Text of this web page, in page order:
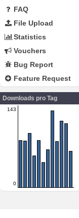
FAQ
File Upload
Statistics
Vouchers
Bug Report
Feature Request
Downloads pro Tag
143
0